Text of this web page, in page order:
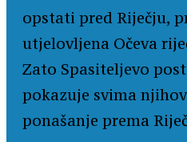
opstati pred Riječju,
utjelovljena Očeva
Zato Spasiteljevo
pokazuje svima
ponašanje prema